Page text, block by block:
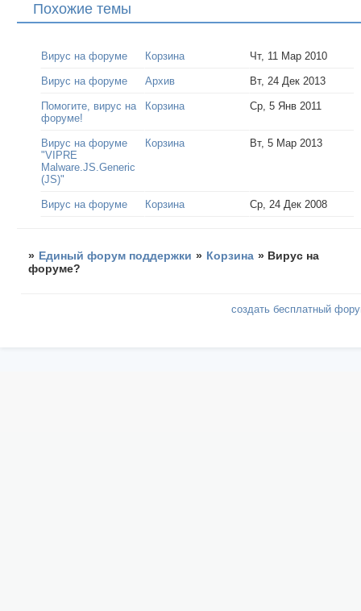
Похожие темы
Вирус на форуме Корзина Чт, 11 Мар 2010
Вирус на форуме Архив Вт, 24 Дек 2013
Помогите, вирус на
форуме!
Корзина Ср, 5 Янв 2011
Вирус на форуме
"VIPRE
Malware.JS.Generic
(JS)"
Корзина Вт, 5 Мар 2013
Вирус на форуме Корзина Ср, 24 Дек 2008
» Единый форум поддержки » Корзина » Вирус на
форуме?
создать бесплатный